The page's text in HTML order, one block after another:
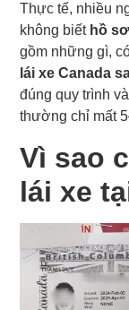
Thực tế, nhiều
không biết hồ
gồm những gì,
lái xe Canada
đúng quy trình
thường chỉ mất
Vì sao
lái xe